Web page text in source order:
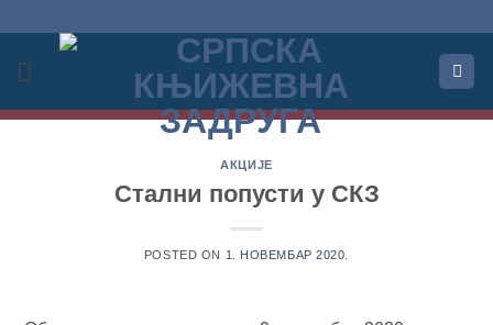
садржај
АКЦИЈЕ
Стални попусти у СКЗ
POSTED ON 1. НОВЕМБАР 2020.